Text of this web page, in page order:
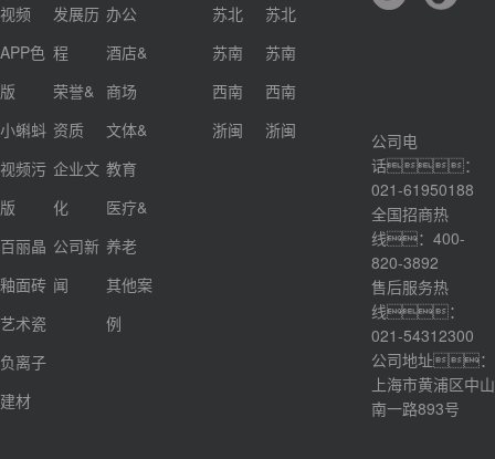
视频
APP色
版
小蝌蚪
视频污
版
百丽晶
釉面砖
艺术瓷
负离子
建材
发展历
程
荣誉&
资质
企业文
化
公司新
闻
办公
酒店&
商场
文体&
教育
医疗&
养老
其他案
例
苏北
苏南
西南
浙闽
苏北
苏南
西南
浙闽
公司电
话：
021-61950188
全国招商热
线：400-
820-3892
售后服务热
线：
021-54312300
公司地址：
上海市黄浦区中山
南一路893号